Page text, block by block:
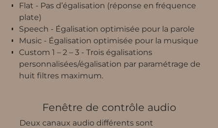
Flat - Pas d’égalisation (réponse en fréquence
plate)
Speech - Égalisation optimisée pour la parole
Music - Égalisation optimisée pour la musique
Custom 1 – 2 – 3 - Trois égalisations
personnalisées/égalisation par paramétrage de
huit filtres maximum.
Fenêtre de contrôle audio
Deux canaux audio différents sont